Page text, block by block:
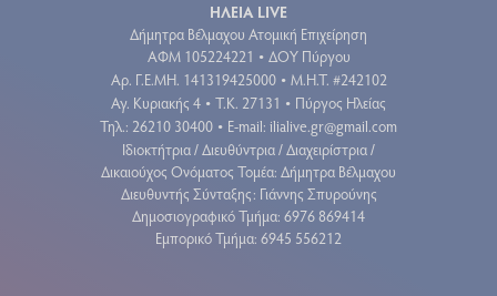
ΗΛΕΙΑ LIVE
Δήμητρα Βέλμαχου Ατομική Επιχείρηση
ΑΦΜ 105224221 • ΔΟΥ Πύργου
Aρ. Γ.Ε.ΜΗ. 141319425000 • Μ.Η.Τ. #242102
Αγ. Κυριακής 4 • Τ.Κ. 27131 • Πύργος Ηλείας
Τηλ.: 26210 30400 • E-mail: ilialive.gr@gmail.com
Ιδιοκτήτρια / Διευθύντρια / Διαχειρίστρια /
Δικαιούχος Ονόματος Τομέα: Δήμητρα Βέλμαχου
Διευθυντής Σύνταξης: Γιάννης Σπυρούνης
Δημοσιογραφικό Τμήμα: 6976 869414
Εμπορικό Τμήμα: 6945 556212